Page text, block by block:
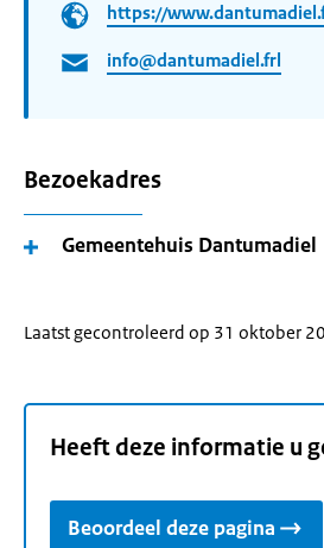
https://
info@dantumadiel.frl
Bezoekadres
Gemeentehuis Dantumadiel
Laatst gecontroleerd op 31 oktober
Heeft deze informatie u
Beoordeel deze pagina